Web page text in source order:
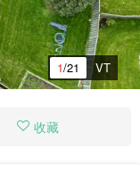
1/21 VT
收藏